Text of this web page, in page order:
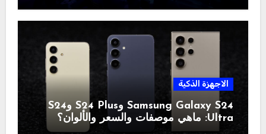
الاجهزة الذكية
Samsung Galaxy S24 وS24 Plus وS24
Ultra: ماهي موصفات والسعر والألوان؟